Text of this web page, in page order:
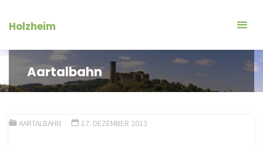
InhaltHolzheim
Aartalbahn
AARTALBAHN 17. DEZEMBER 2013